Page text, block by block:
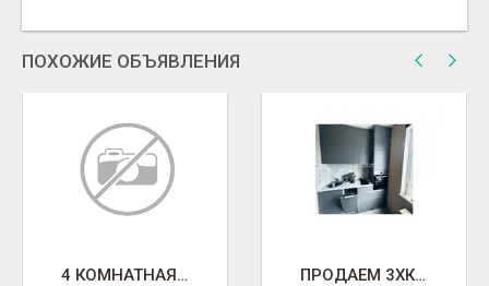
ПОХОЖИЕ ОБЪЯВЛЕНИЯ
4 КОМНАТНАЯ ПРОДАЖА ПРОДАЕМ 3ХКОМНАТНУЮ ХОРОШУЮ КВАРТИРУ